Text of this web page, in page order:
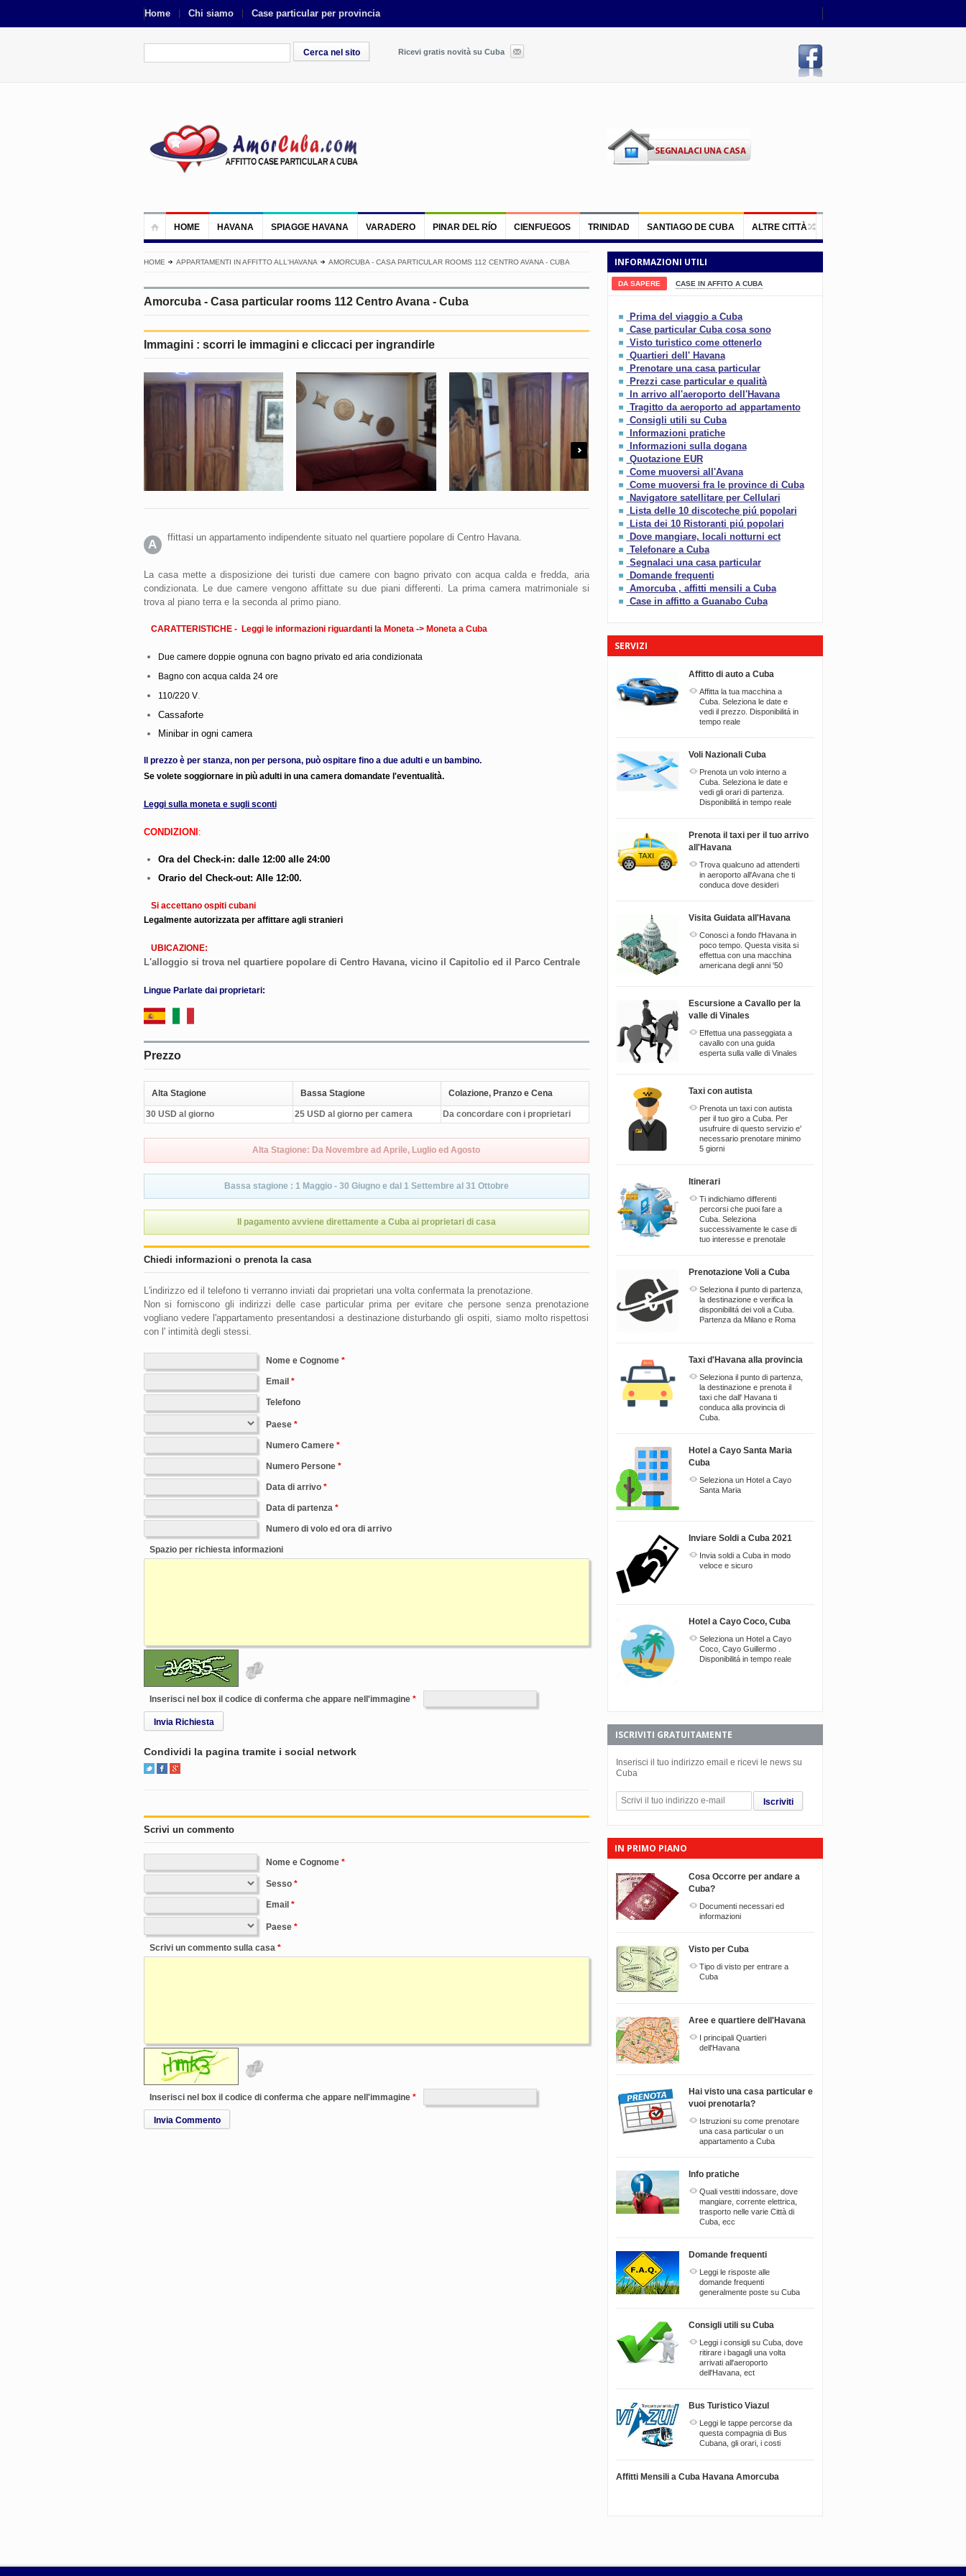
Home Chi siamo Case particular per provincia
Ricevi gratis novità su Cuba
HOME HAVANA SPIAGGE HAVANA VARADERO PINAR DEL RÍO CIENFUEGOS TRINIDAD SANTIAGO DE CUBA ALTRE CITTÀ
HOME APPARTAMENTI IN AFFITTO ALL'HAVANA AMORCUBA - CASA PARTICULAR ROOMS 112 CENTRO AVANA - CUBA
Amorcuba - Casa particular rooms 112 Centro Avana - Cuba
Immagini : scorri le immagini e cliccaci per ingrandirle
Next
A
ffittasi un appartamento indipendente situato nel quartiere popolare di Centro Havana.
La casa mette a disposizione dei turisti due camere con bagno privato con acqua calda e fredda, aria
condizionata. Le due camere vengono affittate su due piani differenti. La prima camera matrimoniale si
trova al piano terra e la seconda al primo piano.
CARATTERISTICHE - Leggi le informazioni riguardanti la Moneta -> Moneta a Cuba
Due camere doppie ognuna con bagno privato ed aria condizionata
Bagno con acqua calda 24 ore
110/220 V.
Cassaforte
Minibar in ogni camera
Il prezzo è per stanza, non per persona, può ospitare fino a due adulti e un bambino.
Se volete soggiornare in più adulti in una camera domandate l'eventualità.
Leggi sulla moneta e sugli sconti
CONDIZIONI :
Ora del Check-in: dalle 12:00 alle 24:00
Orario del Check-out: Alle 12:00.
Si accettano ospiti cubani
Legalmente autorizzata per affittare agli stranieri
UBICAZIONE:
L'alloggio si trova nel quartiere popolare di Centro Havana, vicino il Capitolio ed il Parco Centrale
Lingue Parlate dai proprietari:
Prezzo
Alta Stagione Bassa Stagione Colazione, Pranzo e Cena
30 USD al giorno 25 USD al giorno per camera Da concordare con i proprietari
Alta Stagione: Da Novembre ad Aprile, Luglio ed Agosto
Bassa stagione : 1 Maggio - 30 Giugno e dal 1 Settembre al 31 Ottobre
Il pagamento avviene direttamente a Cuba ai proprietari di casa
Chiedi informazioni o prenota la casa
L'indirizzo ed il telefono ti verranno inviati dai proprietari una volta confermata la prenotazione.
Non si forniscono gli indirizzi delle case particular prima per evitare che persone senza prenotazione
vogliano vedere l'appartamento presentandosi a destinazione disturbando gli ospiti, siamo molto rispettosi
con l' intimità degli stessi.
Nome e Cognome
Email
Telefono
Paese
Numero Camere
Numero Persone
Data di arrivo
Data di partenza
Numero di volo ed ora di arrivo
Spazio per richiesta informazioni
Inserisci nel box il codice di conferma che appare nell'immagine
Invia Richiesta
Condividi la pagina tramite i social network
Scrivi un commento
Nome e Cognome
Sesso
Email
Paese
Scrivi un commento sulla casa
Inserisci nel box il codice di conferma che appare nell'immagine
Invia Commento
INFORMAZIONI UTILI
DA SAPERE CASE IN AFFITO A CUBA
Prima del viaggio a Cuba
Case particular Cuba cosa sono
Visto turistico come ottenerlo
Quartieri dell' Havana
Prenotare una casa particular
Prezzi case particular e qualità
In arrivo all'aeroporto dell'Havana
Tragitto da aeroporto ad appartamento
Consigli utili su Cuba
Informazioni pratiche
Informazioni sulla dogana
Quotazione EUR
Come muoversi all'Avana
Come muoversi fra le province di Cuba
Navigatore satellitare per Cellulari
Lista delle 10 discoteche piú popolari
Lista dei 10 Ristoranti piú popolari
Dove mangiare, locali notturni ect
Telefonare a Cuba
Segnalaci una casa particular
Domande frequenti
Amorcuba , affitti mensili a Cuba
Case in affitto a Guanabo Cuba
SERVIZI
Affitto di auto a Cuba
Affitta la tua macchina a
Cuba. Seleziona le date e
vedi il prezzo. Disponibilitá in
tempo reale
Voli Nazionali Cuba
Prenota un volo interno a
Cuba. Seleziona le date e
vedi gli orari di partenza.
Disponibilitá in tempo reale
Prenota il taxi per il tuo arrivo
all'Havana
Trova qualcuno ad attenderti
in aeroporto all'Avana che ti
conduca dove desideri
Visita Guidata all'Havana
Conosci a fondo l'Havana in
poco tempo. Questa visita si
effettua con una macchina
americana degli anni '50
Escursione a Cavallo per la
valle di Vinales
Effettua una passeggiata a
cavallo con una guida
esperta sulla valle di Vinales
Taxi con autista
Prenota un taxi con autista
per il tuo giro a Cuba. Per
usufruire di questo servizio e'
necessario prenotare minimo
5 giorni
Itinerari
Ti indichiamo differenti
percorsi che puoi fare a
Cuba. Seleziona
successivamente le case di
tuo interesse e prenotale
Prenotazione Voli a Cuba
Seleziona il punto di partenza,
la destinazione e verifica la
disponibilitá dei voli a Cuba.
Partenza da Milano e Roma
Taxi d'Havana alla provincia
Seleziona il punto di partenza,
la destinazione e prenota il
taxi che dall' Havana ti
conduca alla provincia di
Cuba.
Hotel a Cayo Santa Maria
Cuba
Seleziona un Hotel a Cayo
Santa Maria
Inviare Soldi a Cuba 2021
Invia soldi a Cuba in modo
veloce e sicuro
Hotel a Cayo Coco, Cuba
Seleziona un Hotel a Cayo
Coco, Cayo Guillermo .
Disponibilitá in tempo reale
ISCRIVITI GRATUITAMENTE
Inserisci il tuo indirizzo email e ricevi le news su
Cuba
Iscriviti
IN PRIMO PIANO
Cosa Occorre per andare a
Cuba?
Documenti necessari ed
informazioni
Visto per Cuba
Tipo di visto per entrare a
Cuba
Aree e quartiere dell'Havana
I principali Quartieri
dell'Havana
Hai visto una casa particular e
vuoi prenotarla?
Istruzioni su come prenotare
una casa particular o un
appartamento a Cuba
Info pratiche
Quali vestiti indossare, dove
mangiare, corrente elettrica,
trasporto nelle varie Città di
Cuba, ecc
Domande frequenti
Leggi le risposte alle
domande frequenti
generalmente poste su Cuba
Consigli utili su Cuba
Leggi i consigli su Cuba, dove
ritirare i bagagli una volta
arrivati all'aeroporto
dell'Havana, ect
Bus Turistico Viazul
Leggi le tappe percorse da
questa compagnia di Bus
Cubana, gli orari, i costi
Affitti Mensili a Cuba Havana Amorcuba